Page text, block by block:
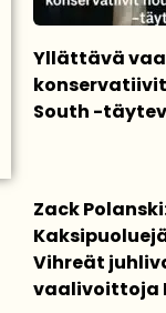
Yllättävä
South -
Zack
Vihreät
vaalivoittoja